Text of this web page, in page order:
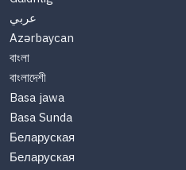
عربي
Azərbaycan
বাংলা
বাংলাদেশী
Basa jawa
Basa Sunda
Беларуская
Беларуская